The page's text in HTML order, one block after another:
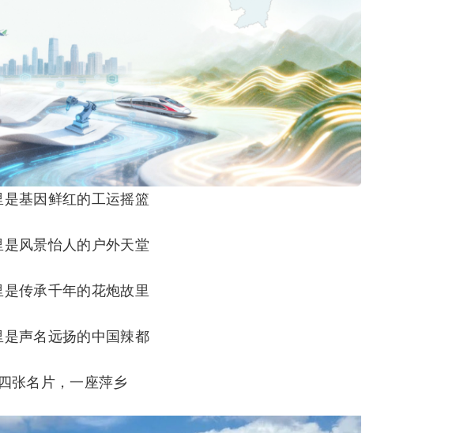
是基因鲜红的工运摇篮
是风景怡人的户外天堂
是传承千年的花炮故里
是声名远扬的中国辣都
张名片，一座萍乡